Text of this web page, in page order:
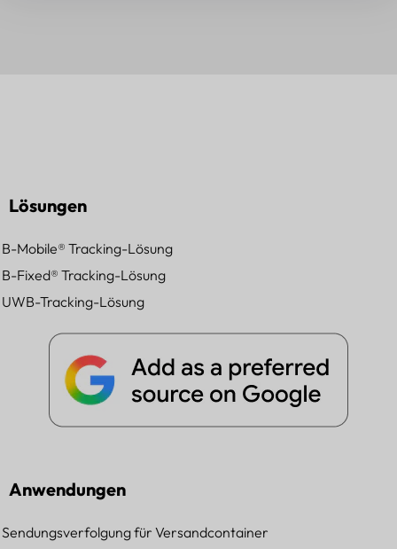
Lösungen
B-Mobile® Tracking-Lösung
B-Fixed® Tracking-Lösung
UWB-Tracking-Lösung
Anwendungen
Sendungsverfolgung für Versandcontainer